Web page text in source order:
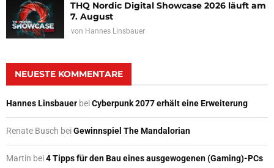
THQ Nordic Digital Showcase 2026 läuft am
7. August
von Hannes Linsbauer
NEUESTE KOMMENTARE
Hannes Linsbauer beiCyberpunk 2077 erhält eine Erweiterung
Renate Busch beiGewinnspiel The Mandalorian
Martin bei4 Tipps für den Bau eines ausgewogenen (Gaming)-PCs